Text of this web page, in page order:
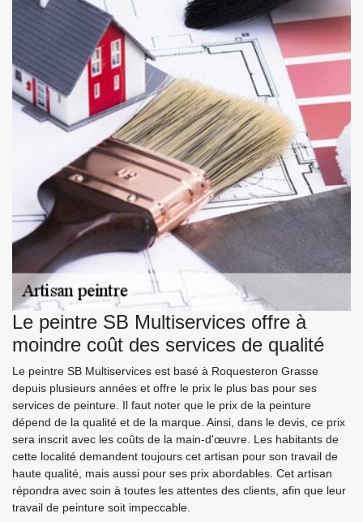
Le peintre SB Multiservices offre à
moindre coût des services de qualité
Le peintre SB Multiservices est basé à Roquesteron Grasse
depuis plusieurs années et offre le prix le plus bas pour ses
services de peinture. Il faut noter que le prix de la peinture
dépend de la qualité et de la marque. Ainsi, dans le devis, ce prix
sera inscrit avec les coûts de la main-d'œuvre. Les habitants de
cette localité demandent toujours cet artisan pour son travail de
haute qualité, mais aussi pour ses prix abordables. Cet artisan
répondra avec soin à toutes les attentes des clients, afin que leur
travail de peinture soit impeccable.